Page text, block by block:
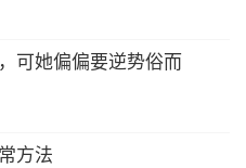
可她偏偏要逆势俗而
方法